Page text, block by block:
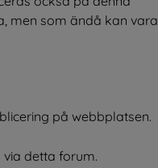
men som ändå kan vara
på webbplatsen.
detta forum.